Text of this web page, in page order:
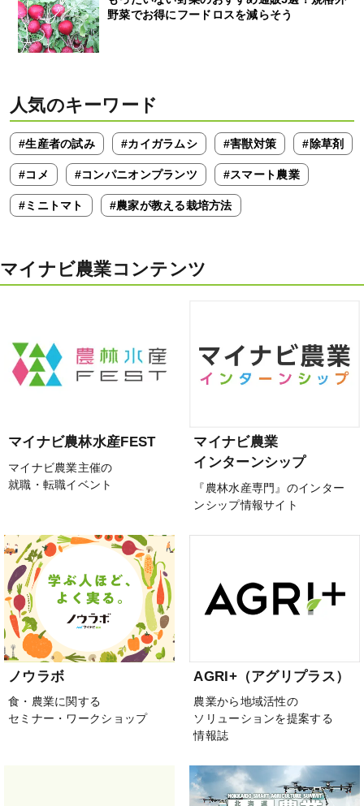
野菜でお得にフードロスを減らそう
人気のキーワード
#生産者の試み #カイガラムシ #害獣対策 #除草剤
#コメ #コンパニオンプランツ #スマート農業
#ミニトマト #農家が教える栽培方法
マイナビ農業コンテンツ
マイナビ農林水産FEST
マイナビ農業主催の
就職・転職イベント
マイナビ農業
インターンシップ
『農林水産専門』のインター
ンシップ情報サイト
ノウラボ
食・農業に関する
セミナー・ワークショップ
AGRI+（アグリプラス）
農業から地域活性の
ソリューションを提案する
情報誌